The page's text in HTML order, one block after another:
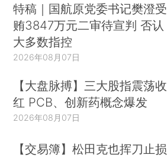
特稿｜国航原党委书记樊澄受
贿3847万元二审待宣判 否认
大多数指控
2026年08月07日
【大盘脉搏】三大股指震荡收
红 PCB、创新药概念爆发
2026年08月07日
【交易簿】松田克也挥刀止损